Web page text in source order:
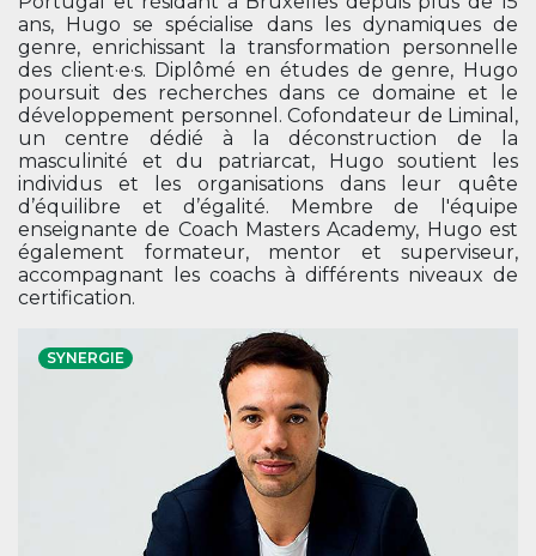
ans, Hugo se spécialise dans les dynamiques de
genre, enrichissant la transformation personnelle
des client·e·s. Diplômé en études de genre, Hugo
poursuit des recherches dans ce domaine et le
développement personnel. Cofondateur de Liminal,
un centre dédié à la déconstruction de la
masculinité et du patriarcat, Hugo soutient les
individus et les organisations dans leur quête
d’équilibre et d’égalité. Membre de l'équipe
enseignante de Coach Masters Academy, Hugo est
également formateur, mentor et superviseur,
accompagnant les coachs à différents niveaux de
certification.
SYNERGIE